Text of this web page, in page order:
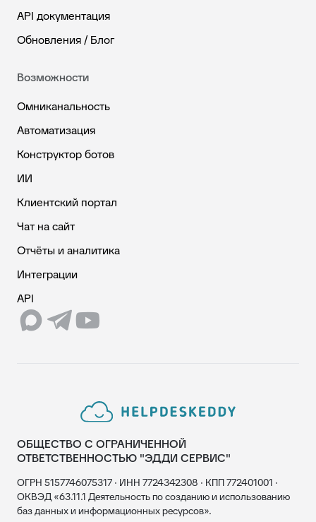
API документация
Обновления / Блог
Возможности
Омниканальность
Автоматизация
Конструктор ботов
ИИ
Клиентский портал
Чат на сайт
Отчёты и аналитика
Интеграции
API
ОБЩЕСТВО С ОГРАНИЧЕННОЙ
ОТВЕТСТВЕННОСТЬЮ "ЭДДИ СЕРВИС"
ОГРН 5157746075317 · ИНН 7724342308 · КПП 772401001 ·
ОКВЭД «63.11.1 Деятельность по созданию и использованию
баз данных и информационных ресурсов».